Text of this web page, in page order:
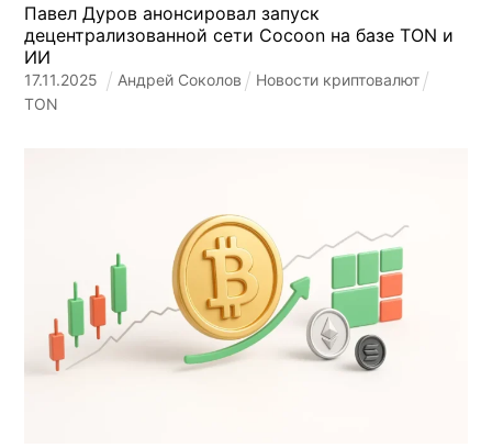
Павел Дуров анонсировал запуск
децентрализованной сети Cocoon на базе TON и
ИИ
17.11.2025 Андрей Соколов
Новости криптовалют
TON